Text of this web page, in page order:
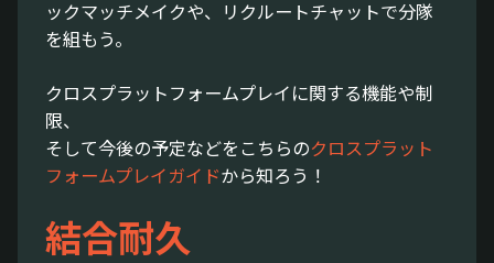
ックマッチメイクや、リクルートチャットで分隊
を組もう。
クロスプラットフォームプレイに関する機能や制
限、
そして今後の予定などをこちらのクロスプラット
フォームプレイガイドから知ろう！
結合耐久